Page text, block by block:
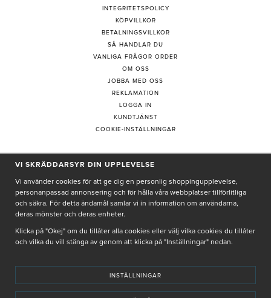
INTEGRITETSPOLICY
KÖPVILLKOR
BETALNINGSVILLKOR
SÅ HANDLAR DU
VANLIGA FRÅGOR ORDER
OM OSS
JOBBA MED OSS
REKLAMATION
LOGGA IN
KUNDTJÄNST
COOKIE-INSTÄLLNINGAR
PRENUMERERA PÅ NYHETSBREV
Genom att ge min e-post, accepterar jag Seth och Sallyintegritetspolicy
De uppgifter du matar in kommer endast användas till våra nyhetsbrev.
VI SKRÄDDARSYR DIN UPPLEVELSE
Vi använder cookies för att ge dig en personlig shoppingupplevelse,
personanpassad annonsering och för hålla våra webbplatser tillförlitliga
och säkra. För detta ändamål samlar vi in information om användarna,
deras mönster och deras enheter.
Klicka på "Okej" om du tillåter alla cookies eller välj vilka cookies du tillåter
och vilka du vill stänga av genom att klicka på "Inställningar" nedan.
INSTÄLLNINGAR